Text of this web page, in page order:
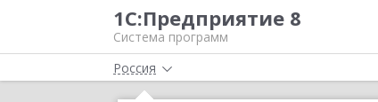
1С:Предприятие 8
Система программ
Россия